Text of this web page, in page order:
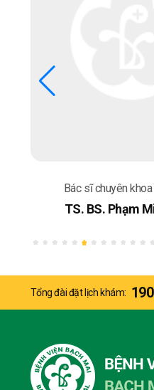
Bác sĩ chuyên
TS. BS. Phạm
Tổng đài đặt lịch khám: